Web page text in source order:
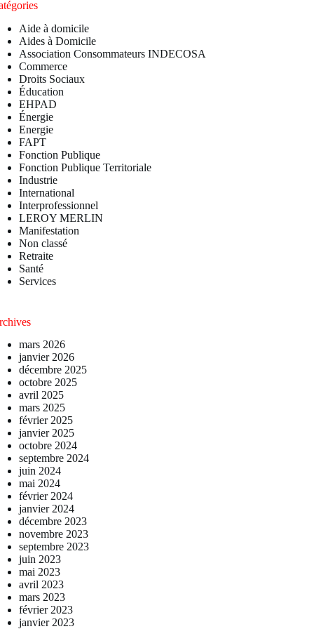
Aide à domicile
Aides à Domicile
Association Consommateurs INDECOSA
Commerce
Droits Sociaux
Éducation
EHPAD
Énergie
Energie
FAPT
Fonction Publique
Fonction Publique Territoriale
Industrie
International
Interprofessionnel
LEROY MERLIN
Manifestation
Non classé
Retraite
Santé
Services
mars 2026
janvier 2026
décembre 2025
octobre 2025
avril 2025
mars 2025
février 2025
janvier 2025
octobre 2024
septembre 2024
juin 2024
mai 2024
février 2024
janvier 2024
décembre 2023
novembre 2023
septembre 2023
juin 2023
mai 2023
avril 2023
mars 2023
février 2023
janvier 2023